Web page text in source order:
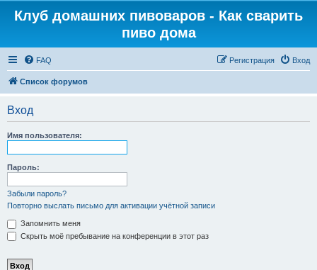
Клуб домашних пивоваров - Как cварить
пиво дома
FAQ Вход
Регистрация
Список форумов
Вход
Имя пользователя:
Пароль:
Забыли пароль?
Повторно выслать письмо для активации учётной записи
Запомнить меня
Скрыть моё пребывание на конференции в этот раз